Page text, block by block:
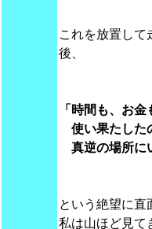
これを放置して
後、
「時間も、お金
使い果たした
真逆の場所に
という絶望に直
私は山ほど見て